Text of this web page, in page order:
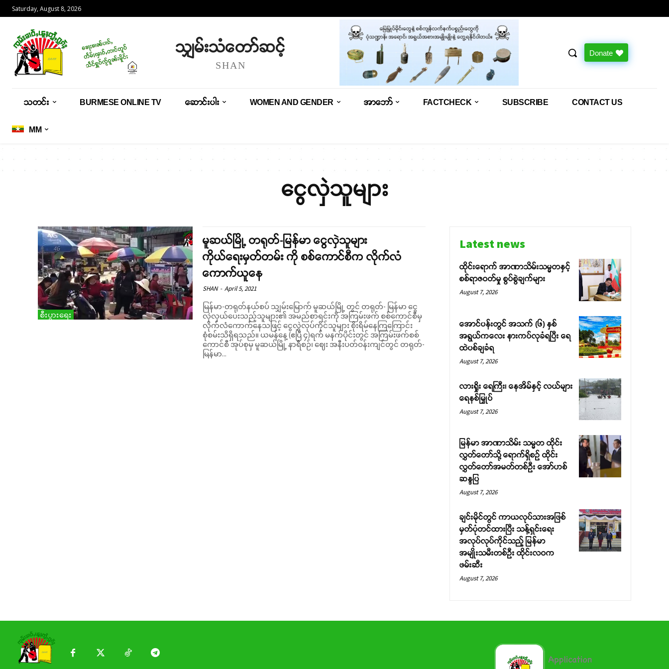
Saturday, August 8, 2026
သျှမ်းသံတော်ဆင့်
SHAN
Donate
သတင်း BURMESE ONLINE TV ဆောင်းပါး WOMEN AND GENDER အာဘော် FACTCHECK SUBSCRIBE CONTACT US
MM
ငွေလှဲသူများ
စီးပွားရေး
မူဆယ်မြို့ တရုတ်-မြန်မာ ငွေလှဲသူများ
ကိုယ်ရေးမှတ်တမ်း ကို စစ်ကောင်စီက လိုက်လံ
ကောက်ယူနေ
SHAN - April 5, 2021
မြန်မာ-တရုတ်နယ်စပ် သျှမ်းမြောက် မူဆယ်မြို့ တွင် တရုတ်- မြန်မာ ငွေ
လှဲလှယ်ပေးသည့်သူများ၏ အမည်စာရင်းကို အကြမ်းဖက် စစ်ကောင်စီမှ
လိုက်လံကောက်နေသဖြင့် ငွေလွှဲလုပ်ကိုင်သူများ စိုးရိမ်နေကြကြောင်း
စုံစမ်းသိရှိရသည်။ ယမန်နေ့ (ဧပြီ ၄)ရက် မနက်ပိုင်းတွင် အကြမ်းဖက်စစ်
ကောင်စီ အုပ်စုမှ မူဆယ်မြို့ နာရီစဉ်၊ ဈေး အနီးပတ်ဝန်းကျင်တွင် တရုတ်-
မြန်မာ...
Latest news
ထိုင်းရောက် အာဏာသိမ်းသမ္မတနှင့်
စစ်ရာဇဝတ်မှု စွပ်စွဲချက်များ
August 7, 2026
အောင်ပန်းတွင် အသက် (၆) နှစ်
အရွယ်ကလေး နားကပ်လုခံရပြီး ရေ
ထဲပစ်ချခံရ
August 7, 2026
လားရှိုး ရေကြီး၊ နေအိမ်နှင့် လယ်များ
ရေနစ်မြှုပ်
August 7, 2026
မြန်မာ အာဏာသိမ်း သမ္မတ ထိုင်း
လွှတ်တော်သို့ ရောက်ရှိစဉ် ထိုင်း
လွှတ်တော်အမတ်တစ်ဦး အော်ဟစ်
ဆန္ဒပြ
August 7, 2026
ချင်းမိုင်တွင် ကာယလုပ်သားအဖြစ်
မှတ်ပုံတင်ထားပြီး သန့်ရှင်းရေး
အလုပ်လုပ်ကိုင်သည့် မြန်မာ
အမျိုးသမီးတစ်ဦး ထိုင်းလဝက
ဖမ်းဆီး
August 7, 2026